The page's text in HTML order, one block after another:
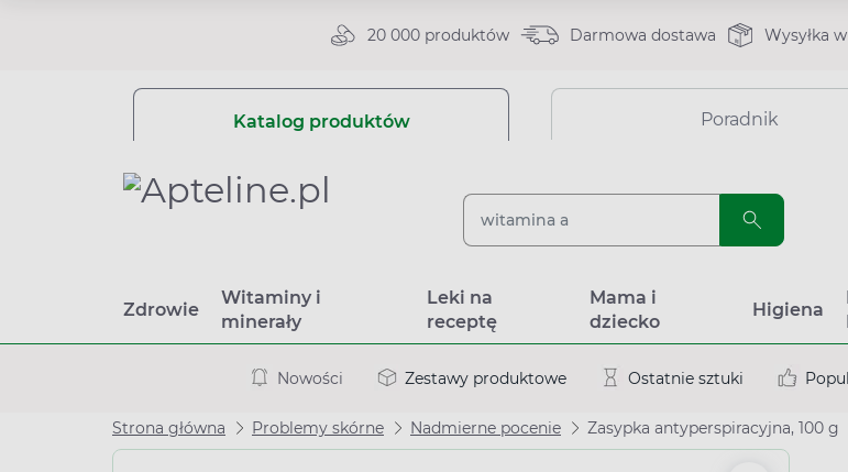
20 000 produktów Darmowa dostawa Wysyłka
Katalog produktów Poradnik
Zdrowie
Witaminy i
minerały
Leki na
receptę
Mama i
dziecko
Higiena
Nowości Zestawy produktowe Ostatnie sztuki
Strona główna Problemy skórne Nadmierne pocenie Zasypka antyperspiracyjna, 100 g